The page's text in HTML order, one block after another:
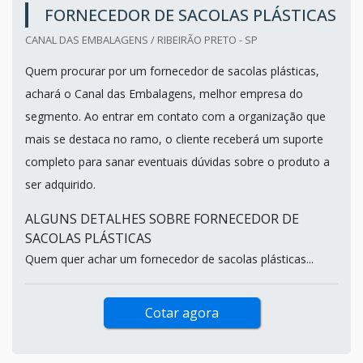
FORNECEDOR DE SACOLAS PLÁSTICAS
CANAL DAS EMBALAGENS / RIBEIRÃO PRETO - SP
Quem procurar por um fornecedor de sacolas plásticas,
achará o Canal das Embalagens, melhor empresa do
segmento. Ao entrar em contato com a organização que
mais se destaca no ramo, o cliente receberá um suporte
completo para sanar eventuais dúvidas sobre o produto a
ser adquirido.
ALGUNS DETALHES SOBRE FORNECEDOR DE
SACOLAS PLÁSTICAS
Quem quer achar um fornecedor de sacolas plásticas...
Cotar agora